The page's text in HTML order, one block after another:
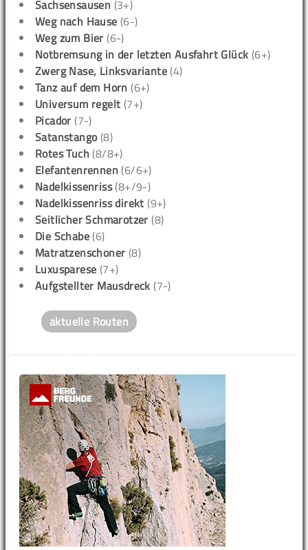
Sachsensausen (3+)
Weg nach Hause (6-)
Weg zum Bier (6-)
Notbremsung in der letzten Ausfahrt Glück (6+)
Zwerg Nase, Linksvariante (4)
Tanz auf dem Horn (6+)
Universum regelt (7+)
Picador (7-)
Satanstango(8)
Rotes Tuch (8/8+)
Elefantenrennen (6/6+)
Nadelkissenriss(8+/9-)
Nadelkissenriss direkt (9+)
Seitlicher Schmarotzer (8)
Die Schabe (6)
Matratzenschoner (8)
Luxusparese (7+)
Aufgstellter Mausdreck (7-)
aktuelle Routen